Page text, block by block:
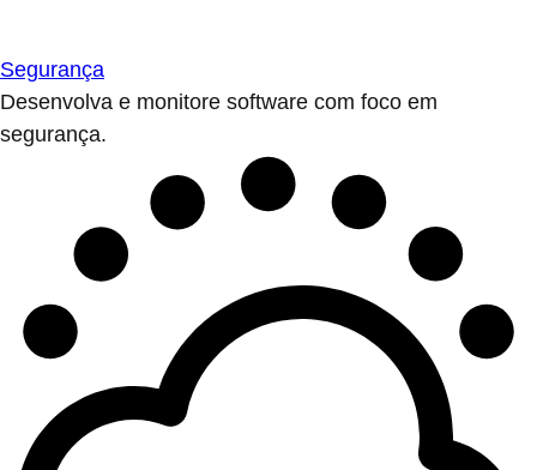
Segurança
Desenvolva e monitore software com foco em
segurança.